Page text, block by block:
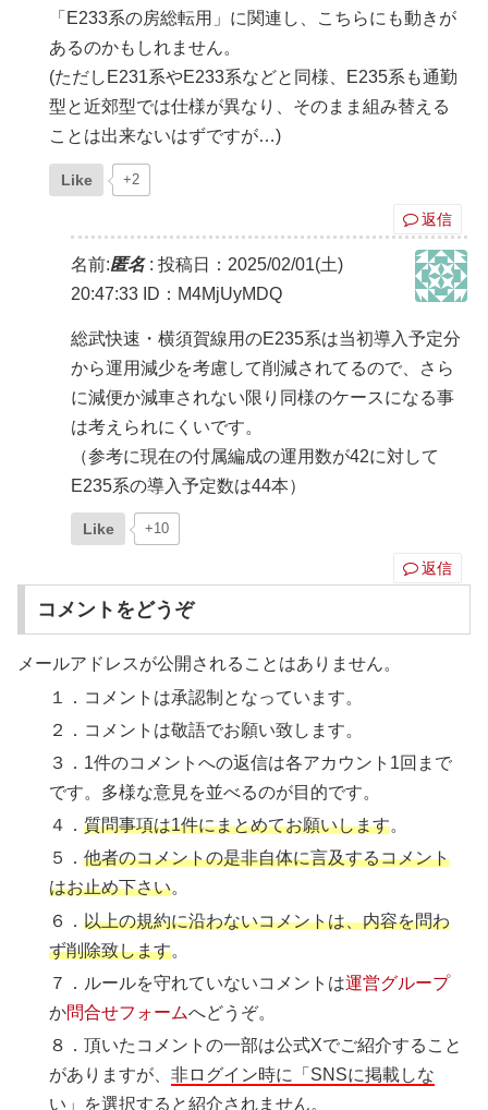
「E233系の房総転用」に関連し、こちらにも動きが
あるのかもしれません。
(ただしE231系やE233系などと同様、E235系も通勤
型と近郊型では仕様が異なり、そのまま組み替える
ことは出来ないはずですが…)
Like +2
返信
名前:匿名: 投稿日：2025/02/01(土)
20:47:33 ID：M4MjUyMDQ
総武快速・横須賀線用のE235系は当初導入予定分
から運用減少を考慮して削減されてるので、さら
に減便か減車されない限り同様のケースになる事
は考えられにくいです。
（参考に現在の付属編成の運用数が42に対して
E235系の導入予定数は44本）
Like +10
返信
コメントをどうぞ
メールアドレスが公開されることはありません。
１．コメントは承認制となっています。
２．コメントは敬語でお願い致します。
３．1件のコメントへの返信は各アカウント1回まで
です。多様な意見を並べるのが目的です。
４．質問事項は1件にまとめてお願いします。
５．他者のコメントの是非自体に言及するコメント
はお止め下さい。
６．以上の規約に沿わないコメントは、内容を問わ
ず削除致します。
７．ルールを守れていないコメントは運営グループ
か問合せフォームへどうぞ。
８．頂いたコメントの一部は公式Xでご紹介すること
がありますが、非ログイン時に「SNSに掲載しな
い」を選択すると紹介されません。